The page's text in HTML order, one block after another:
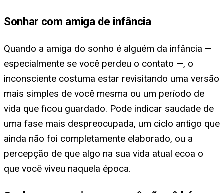
Sonhar com amiga de infância
Quando a amiga do sonho é alguém da infância —
especialmente se você perdeu o contato —, o
inconsciente costuma estar revisitando uma versão
mais simples de você mesma ou um período de
vida que ficou guardado. Pode indicar saudade de
uma fase mais despreocupada, um ciclo antigo que
ainda não foi completamente elaborado, ou a
percepção de que algo na sua vida atual ecoa o
que você viveu naquela época.